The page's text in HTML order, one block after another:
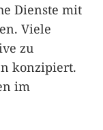
Dienste mit
Viele
zu
konzipiert.
im